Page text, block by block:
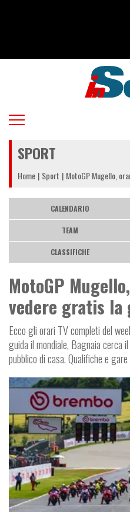
SPORT
Home Sport MotoGP Mugello,
CALENDARIO
TEAM
CLASSIFICHE
MotoGP
vedere gratis la
Ecco gli orari TV completi del
guida il mondiale, Bagnaia cerca
pubblico di casa. Qualifiche e